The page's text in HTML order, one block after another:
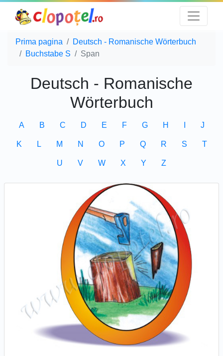
Prima pagina
Deutsch - Romanische Wörterbuch
Buchstabe S
Span
Deutsch - Romanische
Wörterbuch
A B C D E F G H J
K L M N O P Q R S T
U V W X Y Z